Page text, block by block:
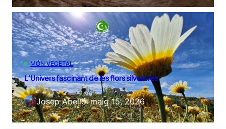
MÓN VEGETAL
L’Univers fascinant de les flors silvestres
Josep Abelló–maig 15, 2026